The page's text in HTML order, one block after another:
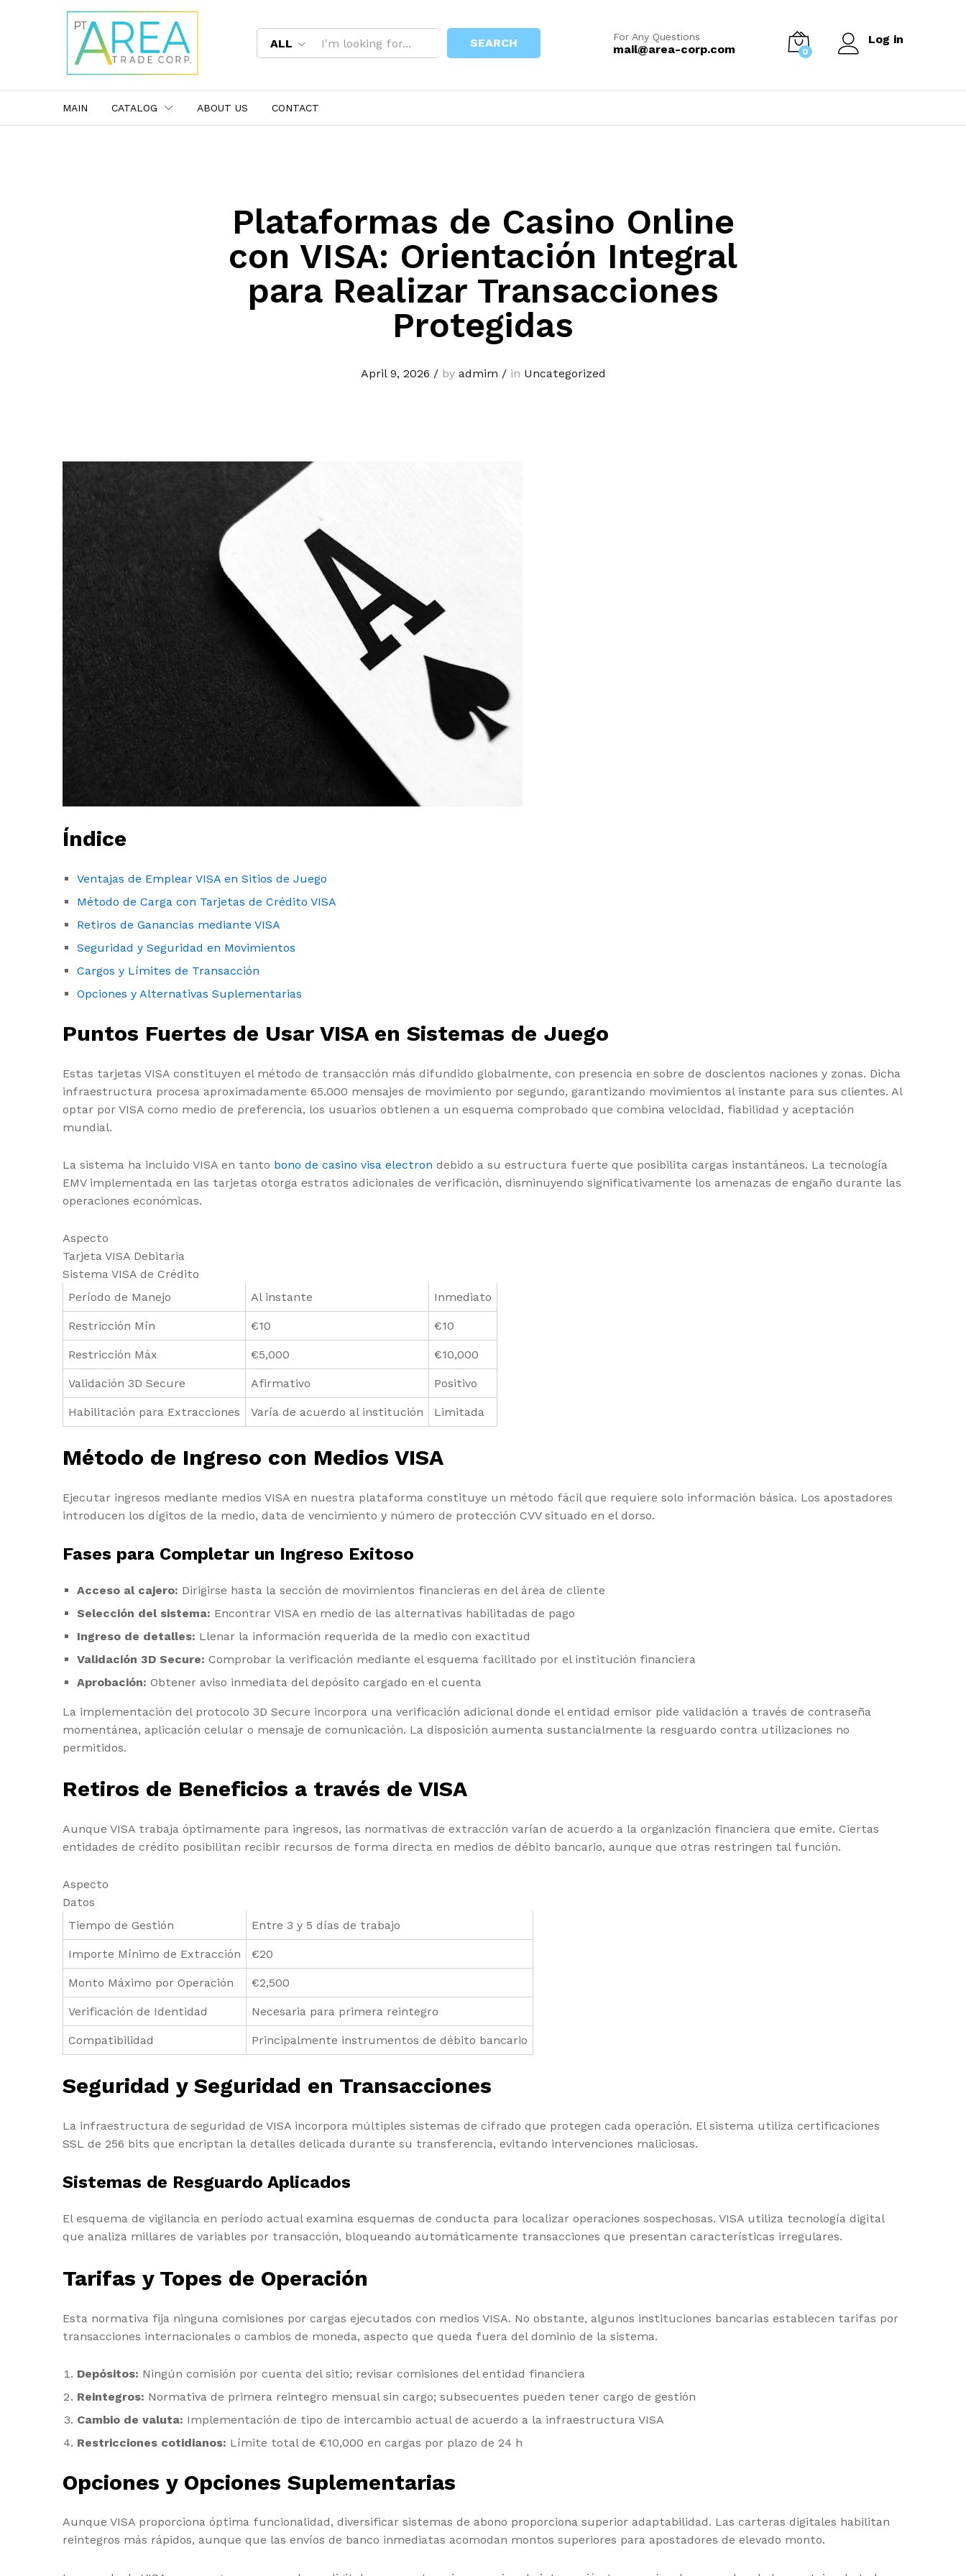
ALL SEARCH For Any Questions
mail@area-corp.com 0
Log in
MAIN CATALOG ABOUT US CONTACT
Plataformas de Casino Online
con VISA: Orientación Integral
para Realizar Transacciones
Protegidas
April 9, 2026 /by admim /in Uncategorized
Índice
Ventajas de Emplear VISA en Sitios de Juego
Método de Carga con Tarjetas de Crédito VISA
Retiros de Ganancias mediante VISA
Seguridad y Seguridad en Movimientos
Cargos y Límites de Transacción
Opciones y Alternativas Suplementarias
Puntos Fuertes de Usar VISA en Sistemas de Juego
Estas tarjetas VISA constituyen el método de transacción más difundido globalmente, con presencia en sobre de doscientos naciones y zonas. Dicha
infraestructura procesa aproximadamente 65.000 mensajes de movimiento por segundo, garantizando movimientos al instante para sus clientes. Al
optar por VISA como medio de preferencia, los usuarios obtienen a un esquema comprobado que combina velocidad, fiabilidad y aceptación
mundial.
La sistema ha incluido VISA en tanto bono de casino visa electron debido a su estructura fuerte que posibilita cargas instantáneos. La tecnología
EMV implementada en las tarjetas otorga estratos adicionales de verificación, disminuyendo significativamente los amenazas de engaño durante las
operaciones económicas.
Aspecto
Tarjeta VISA Debitaria
Sistema VISA de Crédito
Período de Manejo
Al instante Inmediato
Restricción Mín €10 €10
Restricción Máx €5,000 €10,000
Validación 3D Secure Afirmativo Positivo
Habilitación para Extracciones Varía de acuerdo al institución Limitada
Método de Ingreso con Medios VISA
Ejecutar ingresos mediante medios VISA en nuestra plataforma constituye un método fácil que requiere solo información básica. Los apostadores
introducen los dígitos de la medio, data de vencimiento y número de protección CVV situado en el dorso.
Fases para Completar un Ingreso Exitoso
Acceso al cajero: Dirigirse hasta la sección de movimientos financieras en del área de cliente
Selección del sistema: Encontrar VISA en medio de las alternativas habilitadas de pago
Ingreso de detalles: Llenar la información requerida de la medio con exactitud
Validación 3D Secure: Comprobar la verificación mediante el esquema facilitado por el institución financiera
Aprobación: Obtener aviso inmediata del depósito cargado en el cuenta
La implementación del protocolo 3D Secure incorpora una verificación adicional donde el entidad emisor pide validación a través de contraseña
momentánea, aplicación celular o mensaje de comunicación. La disposición aumenta sustancialmente la resguardo contra utilizaciones no
permitidos.
Retiros de Beneficios a través de VISA
Aunque VISA trabaja óptimamente para ingresos, las normativas de extracción varían de acuerdo a la organización financiera que emite. Ciertas
entidades de crédito posibilitan recibir recursos de forma directa en medios de débito bancario, aunque que otras restringen tal función.
Aspecto
Datos
Tiempo de Gestión
Entre 3 y 5 días de trabajo
Importe Mínimo de Extracción €20
Monto Máximo por Operación €2,500
Verificación de Identidad Necesaria para primera reintegro
Compatibilidad Principalmente instrumentos de débito bancario
Seguridad y Seguridad en Transacciones
La infraestructura de seguridad de VISA incorpora múltiples sistemas de cifrado que protegen cada operación. El sistema utiliza certificaciones
SSL de 256 bits que encriptan la detalles delicada durante su transferencia, evitando intervenciones maliciosas.
Sistemas de Resguardo Aplicados
El esquema de vigilancia en período actual examina esquemas de conducta para localizar operaciones sospechosas. VISA utiliza tecnología digital
que analiza millares de variables por transacción, bloqueando automáticamente transacciones que presentan características irregulares.
Tarifas y Topes de Operación
Esta normativa fija ninguna comisiones por cargas ejecutados con medios VISA. No obstante, algunos instituciones bancarias establecen tarifas por
transacciones internacionales o cambios de moneda, aspecto que queda fuera del dominio de la sistema.
Depósitos: Ningún comisión por cuenta del sitio; revisar comisiones del entidad financiera
Reintegros: Normativa de primera reintegro mensual sin cargo; subsecuentes pueden tener cargo de gestión
Cambio de valuta: Implementación de tipo de intercambio actual de acuerdo a la infraestructura VISA
Restricciones cotidianos: Límite total de €10,000 en cargas por plazo de 24 h
Opciones y Opciones Suplementarias
Aunque VISA proporciona óptima funcionalidad, diversificar sistemas de abono proporciona superior adaptabilidad. Las carteras digitales habilitan
reintegros más rápidos, aunque que las envíos de banco inmediatas acomodan montos superiores para apostadores de elevado monto.